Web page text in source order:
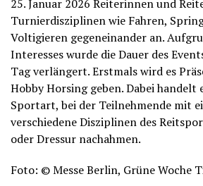
25. Januar 2026 Reiterinnen und
Turnierdisziplinen wie Fahren,
Voltigieren gegeneinander an.
Interesses wurde die Dauer des
Tag verlängert. Erstmals wird es
Hobby Horsing geben. Dabei handelt
Sportart, bei der Teilnehmende mit
verschiedene Disziplinen des
oder Dressur nachahmen.
Foto: © Messe Berlin, Grüne Woche